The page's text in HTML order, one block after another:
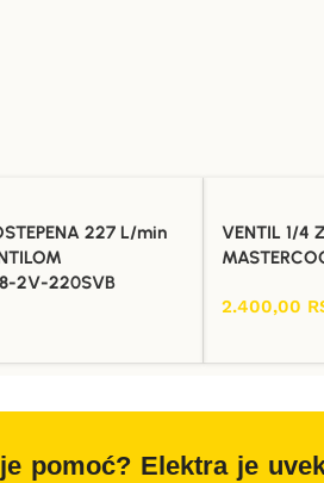
227 L/min
2V-220SVB
VENTIL 1/4
2.400,00
pomoć? Elektra je